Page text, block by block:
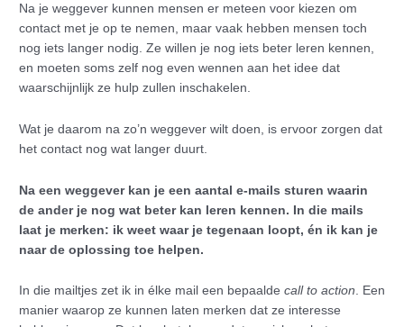
Na je weggever kunnen mensen er meteen voor kiezen om
contact met je op te nemen, maar vaak hebben mensen toch
nog iets langer nodig. Ze willen je nog iets beter leren kennen,
en moeten soms zelf nog even wennen aan het idee dat
waarschijnlijk ze hulp zullen inschakelen.
Wat je daarom na zo’n weggever wilt doen, is ervoor zorgen dat
het contact nog wat langer duurt.
Na een weggever kan je een aantal e-mails sturen waarin
de ander je nog wat beter kan leren kennen. In die mails
laat je merken: ik weet waar je tegenaan loopt, én ik kan je
naar de oplossing toe helpen.
In die mailtjes zet ik in élke mail een bepaalde call to action. Een
manier waarop ze kunnen laten merken dat ze interesse